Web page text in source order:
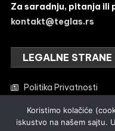
Za saradnju, pitanja ili
kontakt@teglas.rs
LEGALNE STRANE
Politika Privatnosti
Uređivačka politika
Koristimo kolačiće
iskustvo na našem sajtu.